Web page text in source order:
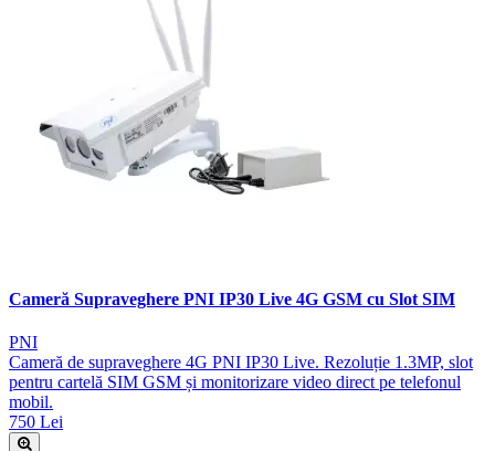
Cameră Supraveghere PNI IP30 Live 4G GSM cu Slot SIM
PNI
Cameră de supraveghere 4G PNI IP30 Live. Rezoluție 1.3MP, slot
pentru cartelă SIM GSM și monitorizare video direct pe telefonul
mobil.
750 Lei